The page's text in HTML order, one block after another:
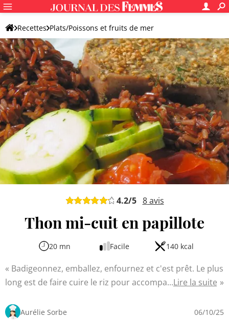
Recettes Plats/Poissons et fruits de mer
Recettes de poisson Thon
4.2/5 8avis
Thon mi-cuit en papillote
20 mn Facile 140 kcal
Badigeonnez, emballez, enfournez et c'est prêt. Le plus
long est de faire cuire le riz pour accompagner ces
dans une expérience culinaire raffinée avec cette recette
Lire la suite
Aurélie Sorbe 06/10/25